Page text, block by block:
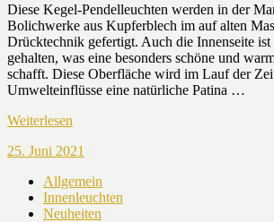
Diese Kegel-Pendelleuchten werden in der
Bolichwerke aus Kupferblech im auf alten
Drücktechnik gefertigt. Auch die Innenseite
gehalten, was eine besonders schöne und
schafft. Diese Oberfläche wird im Lauf der
Umwelteinflüsse eine natürliche Patina …
Weiterlesen
25. Juni 2021
Allgemein
Innenleuchten
Neuheiten